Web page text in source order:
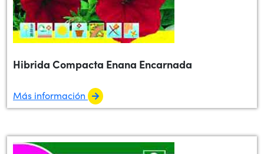
Hibrida Compacta Enana Encarnada
Más información